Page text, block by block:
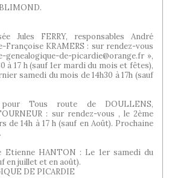
Jules FERRY, responsables André
Françoise KRAMERS : sur rendez-vous
de-picardie@orange.fr »,
à 17 h (sauf 1er mardi du mois et fêtes),
samedi du mois de 14h30 à 17h (sauf
pour Tous route de DOULLENS,
: sur rendez-vous , le 2ème
de 14h à 17 h (sauf en Août). Prochaine
Etienne HANTON : Le 1er samedi du
en juillet et en août).
DE PICARDIE